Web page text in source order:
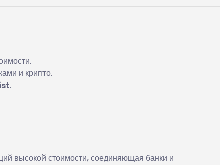
и крипто.
.
высокой стоимости, соединяющая банки и